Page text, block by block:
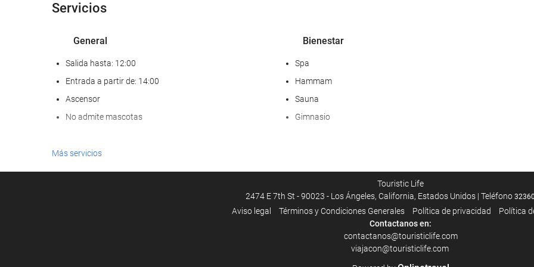
Servicios
General
Salida hasta: 12:00
Entrada a partir de: 14:00
Ascensor
No admite mascotas
Bienestar
Spa
Hammam
Sauna
Gimnasio
Piscina
Piscina
Recepción 24 horas
Más servicios
Touristic Life
2474 E 7th St - 90023 - Los Ángeles, California, Estados Unidos | Teléfono
Aviso legal Términos y Condiciones Generales Política de privacidad
Política
Contactanos en:
contactanos@touristiclife.com
viajacon@touristiclife.com